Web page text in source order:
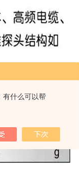
有什么可以帮